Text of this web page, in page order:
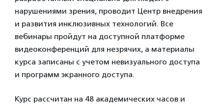
нарушениями зрения, проводит Центр внедрения
и развития инклюзивных технологий. Все
вебинары пройдут на доступной платформе
видеоконференций для незрячих, а материалы
курса записаны с учетом невизуального доступа
и программ экранного доступа.
Курс рассчитан на 48 академических часов и